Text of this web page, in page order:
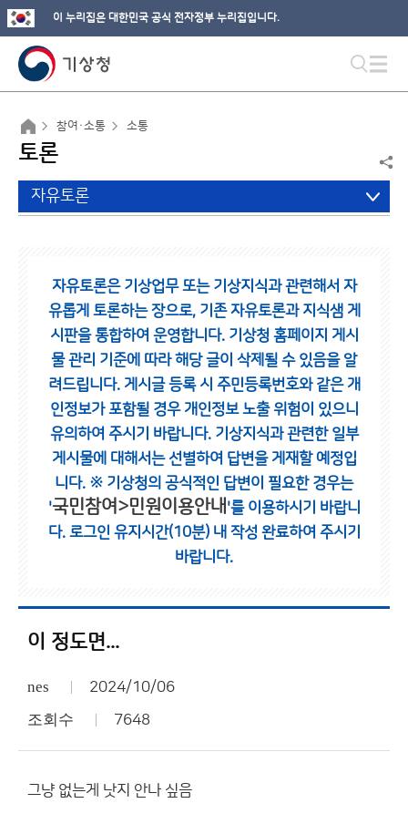
이 누리집은 대한민국 공식 전자정부 누리집입니다.
참여·소통 소통
토론
자유토론
자유토론은 기상업무 또는 기상지식과 관련해서 자
유롭게 토론하는 장으로, 기존 자유토론과 지식샘 게
시판을 통합하여 운영합니다. 기상청 홈페이지 게시
물 관리 기준에 따라 해당 글이 삭제될 수 있음을 알
려드립니다. 게시글 등록 시 주민등록번호와 같은 개
인정보가 포함될 경우 개인정보 노출 위험이 있으니
유의하여 주시기 바랍니다. 기상지식과 관련한 일부
게시물에 대해서는 선별하여 답변을 게재할 예정입
니다. ※ 기상청의 공식적인 답변이 필요한 경우는
'국민참여>민원이용안내 '를 이용하시기 바랍니
다. 로그인 유지시간(10분) 내 작성 완료하여 주시기
바랍니다.
이 정도면...
nes 2024/10/06
조회수 7648
그냥 없는게 낫지 안나 싶음